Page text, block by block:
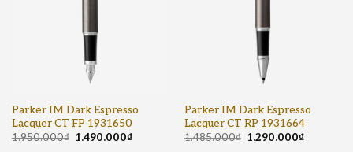
Parker IM Dark Espresso
Lacquer CT FP 1931650
1.950.000₫ 1.490.000₫
Parker IM Dark Espresso
Lacquer CT RP 1931664
1.485.000₫ 1.290.000₫